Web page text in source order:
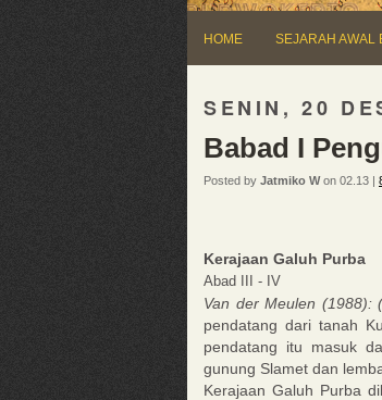
HOME SEJARAH AWAL
SENIN, 20
Babad I
Posted by Jatmiko Won 02.13 |
Kerajaan Galuh Purba
Abad III - IV
Van der Meulen (1988):
pendatang dari tanah
pendatang itu masuk
gunung Slamet dan
Kerajaan Galuh Purba